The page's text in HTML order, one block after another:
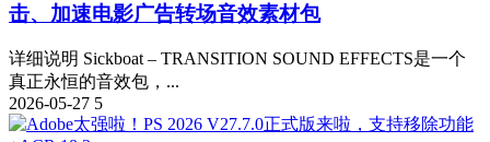
击、加速电影广告转场音效素材包
详细说明 Sickboat – TRANSITION SOUND EFFECTS是一个
真正永恒的音效包，...
2026-05-27 5